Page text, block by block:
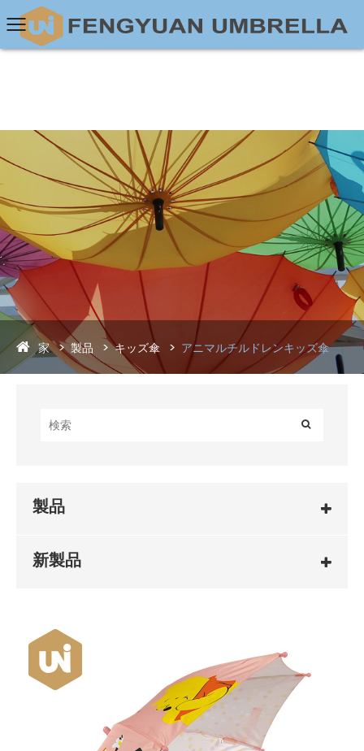
家 製品 キッズ傘 アニマルチルドレンキッズ傘
製品
新製品